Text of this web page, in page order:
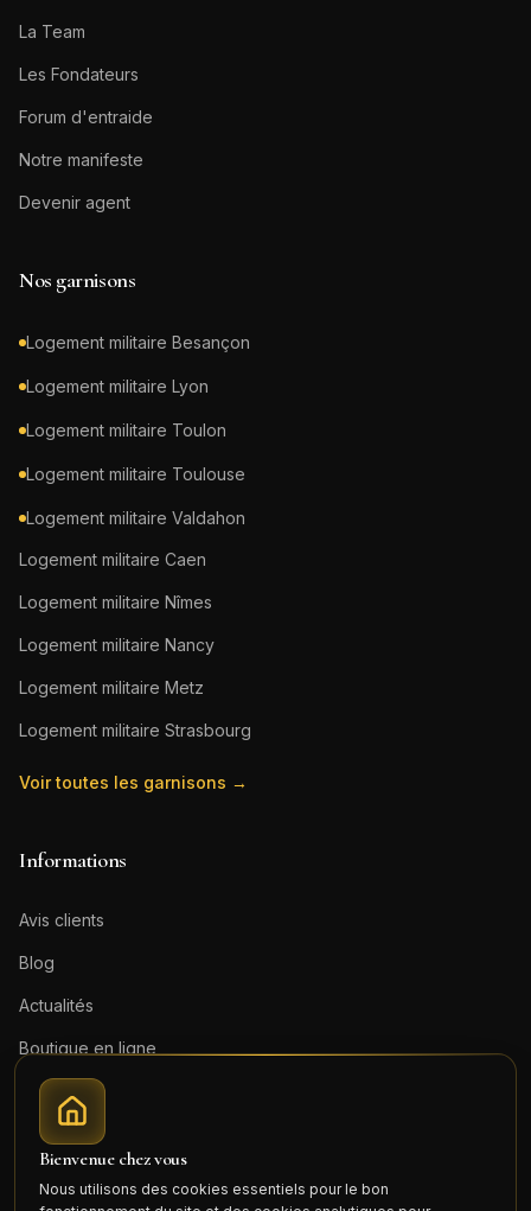
La Team
Les Fondateurs
Forum d'entraide
Notre manifeste
Devenir agent
Nos garnisons
Logement militaire Besançon
Logement militaire Lyon
Logement militaire Toulon
Logement militaire Toulouse
Logement militaire Valdahon
Logement militaire Caen
Logement militaire Nîmes
Logement militaire Nancy
Logement militaire Metz
Logement militaire Strasbourg
Voir toutes les garnisons →
Informations
Avis clients
Blog
Actualités
Boutique en ligne
Contact
Mentions légales
Bienvenue chez vous
Nous utilisons des cookies essentiels pour le bon